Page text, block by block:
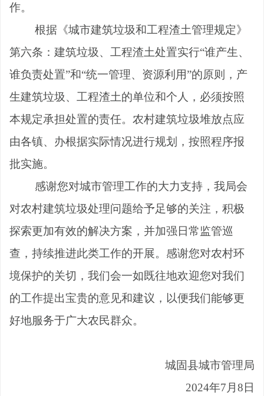
作。
根据《城市建筑垃圾和工程渣土管理规定》
第六条：建筑垃圾、工程渣土处置实行“谁产生、
谁负责处置”和“统一管理、资源利用”的原则，产
生建筑垃圾、工程渣土的单位和个人，必须按照
本规定承担处置的责任。农村建筑垃圾堆放点应
由各镇、办根据实际情况进行规划，按照程序报
批实施。
感谢您对城市管理工作的大力支持，我局会
对农村建筑垃圾处理问题给予足够的关注，积极
探索更加有效的解决方案，并加强日常监管巡
查，持续推进此类工作的开展。感谢您对农村环
境保护的关切，我们会一如既往地欢迎您对我们
的工作提出宝贵的意见和建议，以便我们能够更
好地服务于广大农民群众。
城固县城市管理局
2024年7 月8日